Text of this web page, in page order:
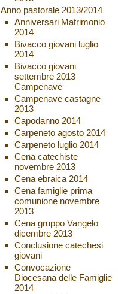
Anno pastorale 2013/2014
Anniversari Matrimonio
2014
Bivacco giovani luglio
2014
Bivacco giovani
settembre 2013
Campenave
Campenave castagne
2013
Capodanno 2014
Carpeneto agosto 2014
Carpeneto luglio 2014
Cena catechiste
novembre 2013
Cena ebraica 2014
Cena famiglie prima
comunione novembre
2013
Cena gruppo Vangelo
dicembre 2013
Conclusione catechesi
giovani
Convocazione
Diocesana delle Famiglie
2014